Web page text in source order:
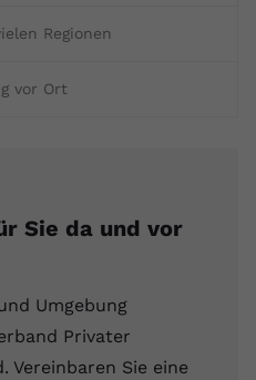
Regionen
vor Ort
Sie da und vor
Umgebung
Privater
Vereinbaren Sie eine